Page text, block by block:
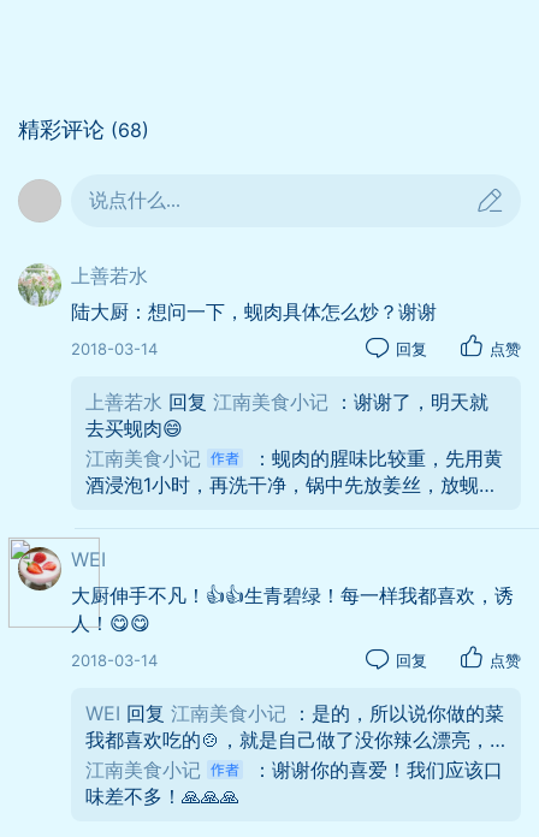
上句号了，蚕豆最适应脑力工作者食用，它能
精彩评论 (68)
说点什么...
上善若水
陆大厨：想问一下，蚬肉具体怎么炒？谢谢
2018-03-14 回复 点赞
上善若水 回复 江南美食小记 ：谢谢了，明天就
去买蚬肉😄
江南美食小记
：蚬肉的腥味比较重，先用黄
酒浸泡1小时，再洗干净，锅中先放姜丝，放蚬肉
肉，市场上蚬肉有咸、淡之分，自已掌握口味！
谢谢你的喜欢！🙏🙏🙏
WEI
大厨伸手不凡！👍👍生青碧绿！每一样我都喜欢，诱
人！😋😋
2018-03-14 回复 点赞
WEI 回复 江南美食小记 ：是的，所以说你做的菜
我都喜欢吃的🍲，就是自己做了没你辣么漂亮，
专业😋😋👏👏
江南美食小记
：谢谢你的喜爱！我们应该口
味差不多！🙏🙏🙏